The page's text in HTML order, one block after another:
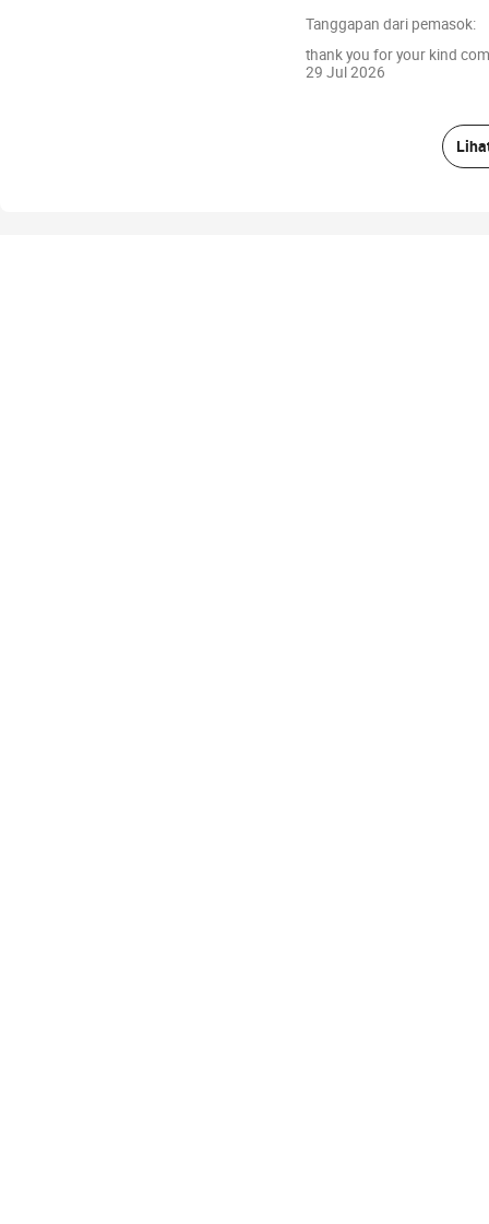
Tanggapan dari pemasok:
thank you for your kind
29 Jul 2026